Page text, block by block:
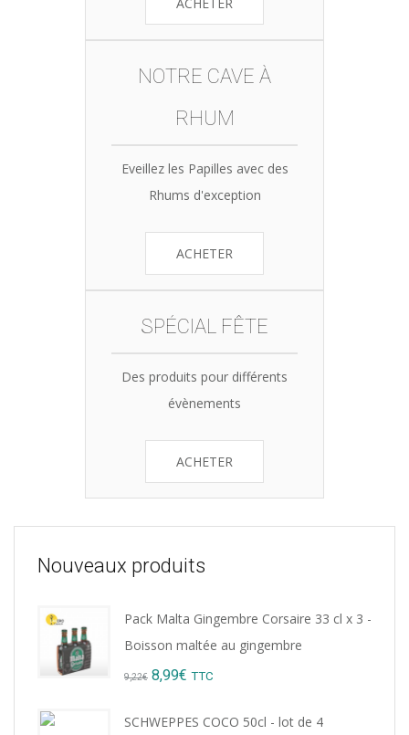
ACHETER
NOTRE CAVE À
RHUM
Eveillez les Papilles avec des
Rhums d'exception
ACHETER
SPÉCIAL FÊTE
Des produits pour différents
évènements
ACHETER
Nouveaux produits
Pack Malta Gingembre Corsaire 33 cl x 3 -
Boisson maltée au gingembre
9,22€ Original
8,99€ Current
TTC
SCHWEPPES COCO 50cl - lot de 4